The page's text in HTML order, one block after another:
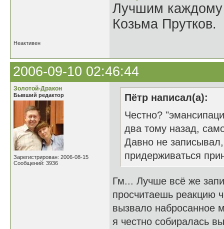
Лучшим каждому
Козьма Прутков.
Неактивен
2006-09-10 02:46:44
Золотой-Дракон
Бывший редактор
Зарегистрирован: 2006-08-15
Сообщений: 3936
Пётр написал(а):
Честно?
два тому назад,
Давно не
придерживаться
Гм... Лучше всё же
просчитаешь реакцию
вызвало набросанное
я честно собиралась